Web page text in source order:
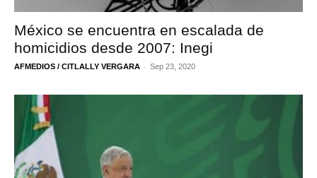
México se encuentra en escalada de
homicidios desde 2007: Inegi
AFMEDIOS / CITLALLY VERGARA - Sep 23, 2020